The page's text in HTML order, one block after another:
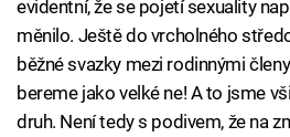
evidentní, že se pojetí sexuality
měnilo. Ještě do vrcholného
běžné svazky mezi rodinnými
bereme jako velké ne! A to jsme
druh. Není tedy s podivem, že na